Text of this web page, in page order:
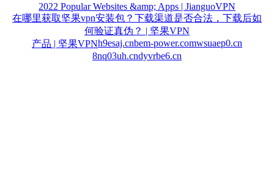
2022 Popular Websites &amp; Apps | JianguoVPN
在哪里获取坚果vpn安装包？下载渠道是否合法，下载后如
何验证真伪？ | 坚果VPN
产品 | 坚果VPNh9esaj.cnbem-power.comwsuaep0.cn
8nq03uh.cndyvrbe6.cn